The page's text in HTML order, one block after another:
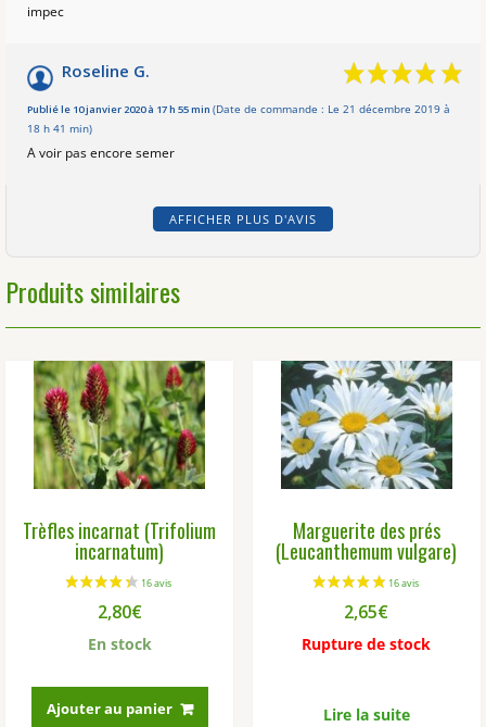
impec
Roseline G.
Publié le 10 janvier 2020 à 17 h 55 min (Date de commande : Le 21 décembre 2019 à
18 h 41 min)
A voir pas encore semer
AFFICHER PLUS D'AVIS
Produits similaires
Trèfles incarnat (Trifolium
incarnatum)
2,80€
En stock
Ajouter au panier
Marguerite des prés
(Leucanthemum vulgare)
2,65€
Rupture de stock
Lire la suite